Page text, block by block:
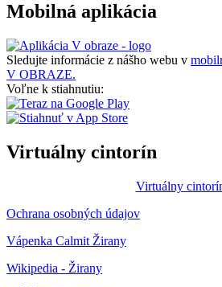
Mobilná aplikácia
Sledujte informácie z nášho webu v
V OBRAZE.
Voľne k stiahnutiu:
Virtuálny cintorín
Virtuálny
Ochrana osobných údajov
Vápenka Calmit Žirany
Wikipedia - Žirany